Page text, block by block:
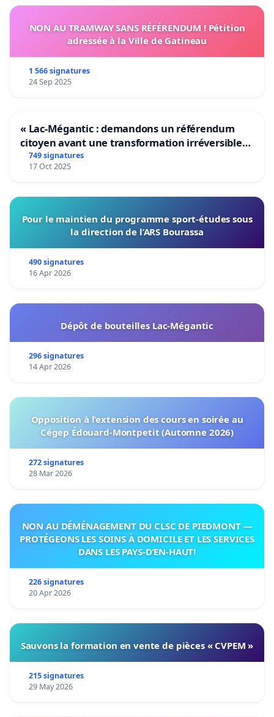
NON AU TRAMWAY SANS RÉFÉRENDUM ! Pétition
adressée à la Ville de Gatineau
1 566 signatures
24 Sep 2025
« Lac-Mégantic : demandons un référendum
citoyen avant une transformation irréversible
de notre territoire »
749 signatures
17 Oct 2025
Pour le maintien du programme sport-études sous
la direction de l’ARS Bourassa
490 signatures
16 Apr 2026
Dépôt de bouteilles Lac-Mégantic
296 signatures
14 Apr 2026
Opposition à l’extension des cours en soirée au
Cégep Édouard-Montpetit (Automne 2026)
272 signatures
28 Mar 2026
NON AU DÉMÉNAGEMENT DU CLSC DE PIEDMONT —
PROTÉGEONS LES SOINS À DOMICILE ET LES SERVICES
DANS LES PAYS-D’EN-HAUT!
226 signatures
20 Apr 2026
Sauvons la formation en vente de pièces « CVPEM »
215 signatures
29 May 2026